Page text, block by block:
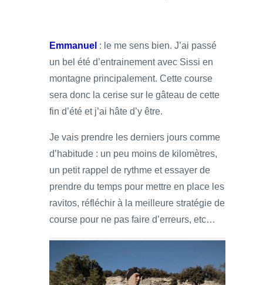
Emmanuel : le me sens bien. J’ai passé
un bel été d’entrainement avec Sissi en
montagne principalement. Cette course
sera donc la cerise sur le gâteau de cette
fin d’été et j’ai hâte d’y être.
Je vais prendre les derniers jours comme
d’habitude : un peu moins de kilomètres,
un petit rappel de rythme et essayer de
prendre du temps pour mettre en place les
ravitos, réfléchir à la meilleure stratégie de
course pour ne pas faire d’erreurs, etc…